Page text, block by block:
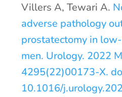
Villers A, Tewari A.
adverse pathology
prostatectomy in
men. Urology. 2022
4295(22)00173-X.
10.1016/